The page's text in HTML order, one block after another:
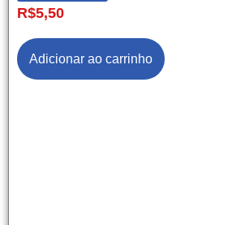
R$5,50
Adicionar ao carrinho